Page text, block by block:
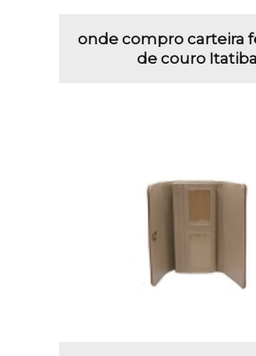
onde compro carteira
de couro Itatiba